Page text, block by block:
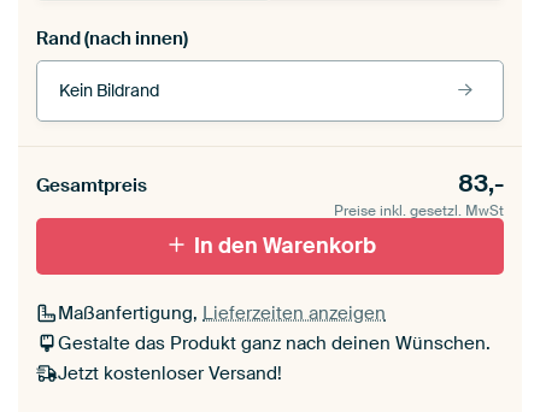
Rand (nach innen)
Kein Bildrand
Passepartout
Ohne Passepartout
Gesamtpreis 83,-
Preise inkl. gesetzl. MwSt
In den Warenkorb
Maßanfertigung, Lieferzeiten anzeigen
Gestalte das Produkt ganz nach deinen Wünschen.
Jetzt kostenloser Versand!